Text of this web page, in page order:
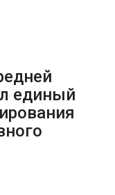
единый